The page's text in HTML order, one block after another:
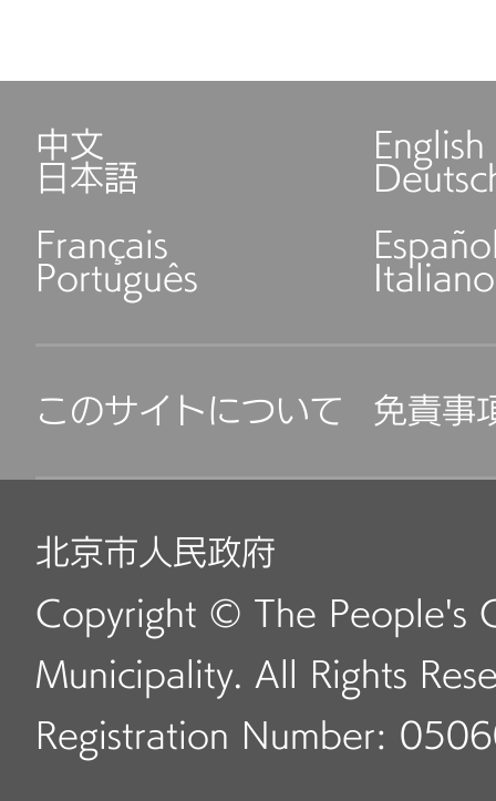
中文 English
日本語
Français
Português Italiano
このサイトについて 免責事
北京市人民政府
Copyright © The People's
Municipality. All Rights
Registration Number: